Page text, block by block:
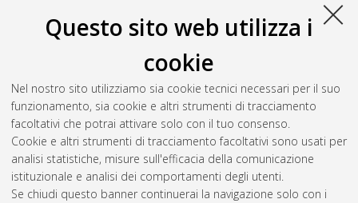
Questo sito web utilizza i
cookie
Nel nostro sito utilizziamo sia cookie tecnici necessari per il suo
funzionamento, sia cookie e altri strumenti di tracciamento
facoltativi che potrai attivare solo con il tuo consenso.
Cookie e altri strumenti di tracciamento facoltativi sono usati per
analisi statistiche, misure sull'efficacia della comunicazione
istituzionale e analisi dei comportamenti degli utenti.
Se chiudi questo banner continuerai la navigazione solo con i
Salva citazione
Condividi
Il full-text non è disponibile per scelta dell'autore. (
Abstract
Altri metadati
Gestione del documento: